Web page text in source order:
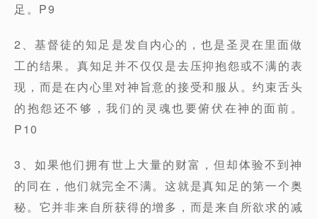
足。P9
2、基督徒的知足是发自内心的，也是圣灵在里面做
工的结果。真知足并不仅仅是去压抑抱怨或不满的表
现，而是在内心里对神旨意的接受和服从。约束舌头
的抱怨还不够，我们的灵魂也要俯伏在神的面前。
P10
3、如果他们拥有世上大量的财富，但却体验不到神
的同在，他们就完全不满。这就是真知足的第一个奥
秘。它并非来自所获得的增多，而是来自所欲求的减